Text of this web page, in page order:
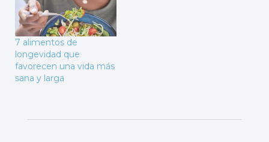
7 alimentos de
longevidad que
favorecen una vida más
sana y larga